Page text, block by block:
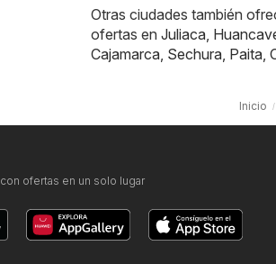
Otras ciudades también
ofertas en Juliaca
Cajamarca Sechura Paita
Inicio
ofertas en un solo lugar